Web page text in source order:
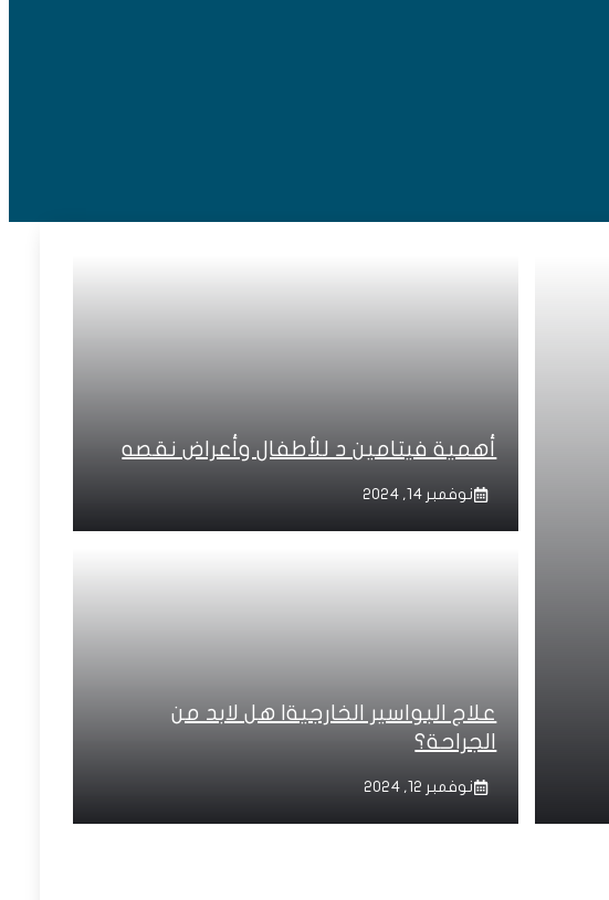
أهمية فيتامين د للأطفال وأعراض نقصه
نوفمبر 14, 2024
علاج البواسير الخارجية| هل لابد من
الجراحة؟
نوفمبر 12, 2024